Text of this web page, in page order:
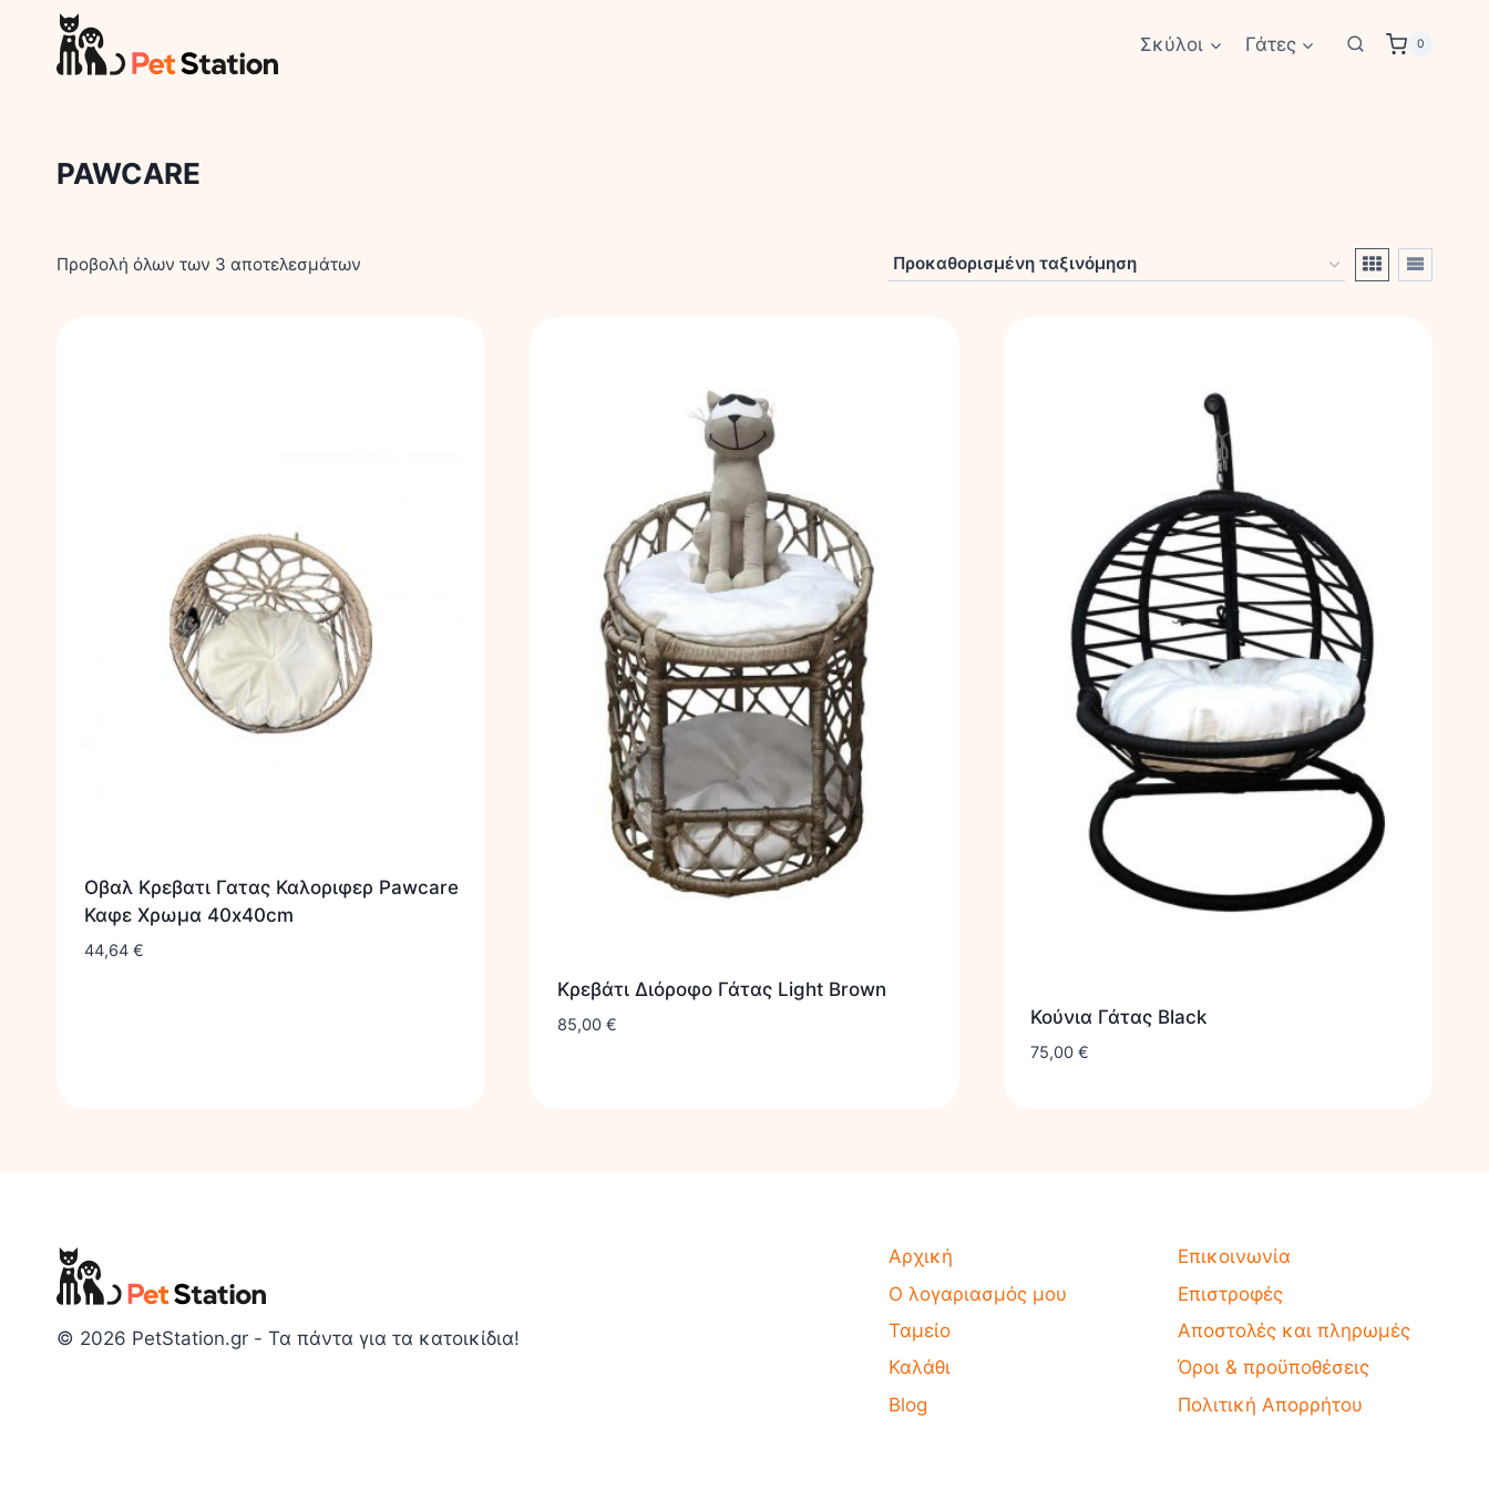
content
Σκύλοι Γάτες 0
PAWCARE
Προβολή όλων των 3 αποτελεσμάτων
Οβαλ Κρεβατι Γατας Καλοριφερ Pawcare
Καφε Χρωμα 40x40cm
44,64 €
Κρεβάτι Διόροφο Γάτας Light Brown
85,00 € Κούνια Γάτας Black
75,00€
© 2026 PetStation.gr - Τα πάντα για τα κατοικίδια!
Αρχική
Ο λογαριασμός μου
Ταμείο
Καλάθι
Blog
Επικοινωνία
Επιστροφές
Αποστολές και πληρωμές
Όροι & προϋποθέσεις
Πολιτική Απορρήτου